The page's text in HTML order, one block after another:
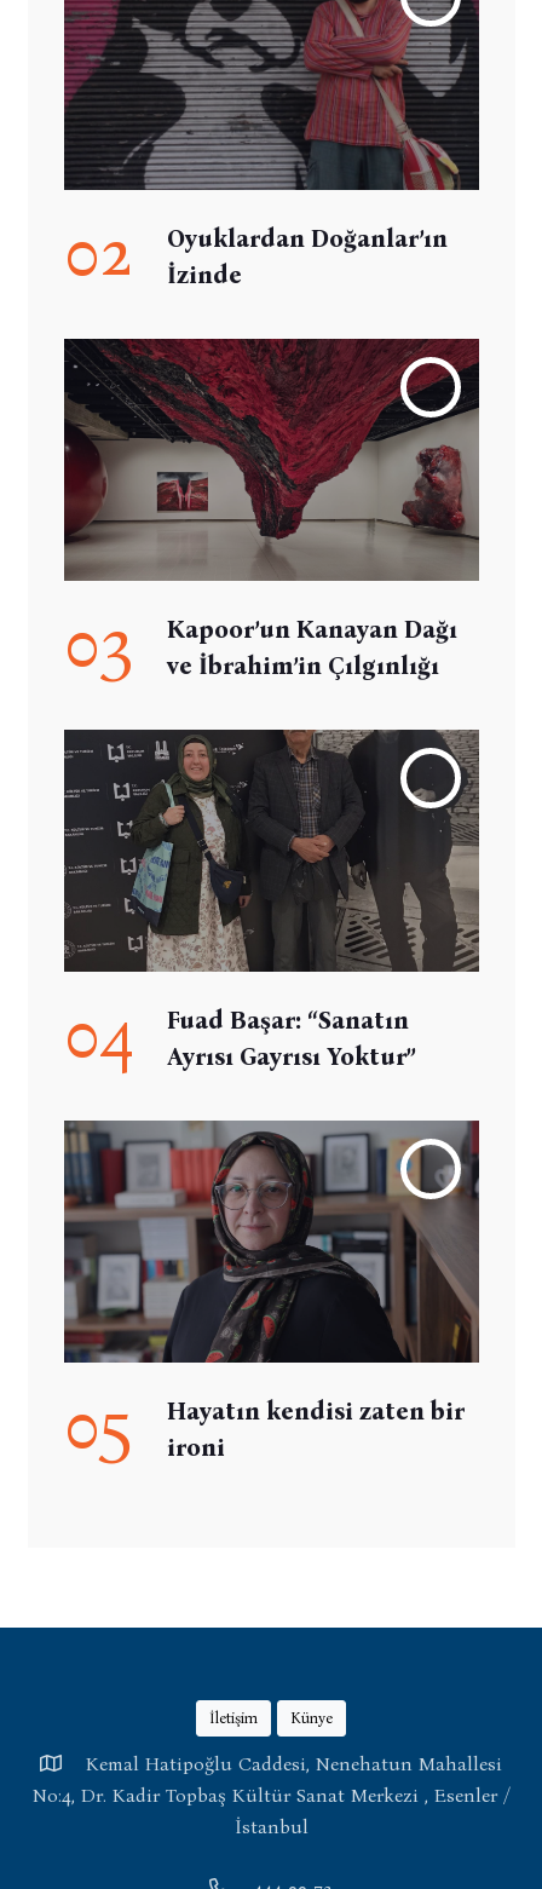
02
Oyuklardan Doğanlar’ın
İzinde
03
Kapoor’un Kanayan Dağı
ve İbrahim’in Çılgınlığı
04
Fuad Başar: “Sanatın
Ayrısı Gayrısı Yoktur”
05
Hayatın kendisi zaten bir
ironi
İletişim Künye
Kemal Hatipoğlu Caddesi, Nenehatun Mahallesi
No:4, Dr. Kadir Topbaş Kültür Sanat Merkezi , Esenler /
İstanbul